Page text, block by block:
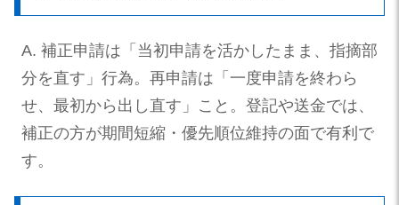
A. 補正申請は「当初申請を活かしたまま、指摘部
分を直す」行為。再申請は「一度申請を終わら
せ、最初から出し直す」こと。登記や送金では、
補正の方が期間短縮・優先順位維持の面で有利で
す。